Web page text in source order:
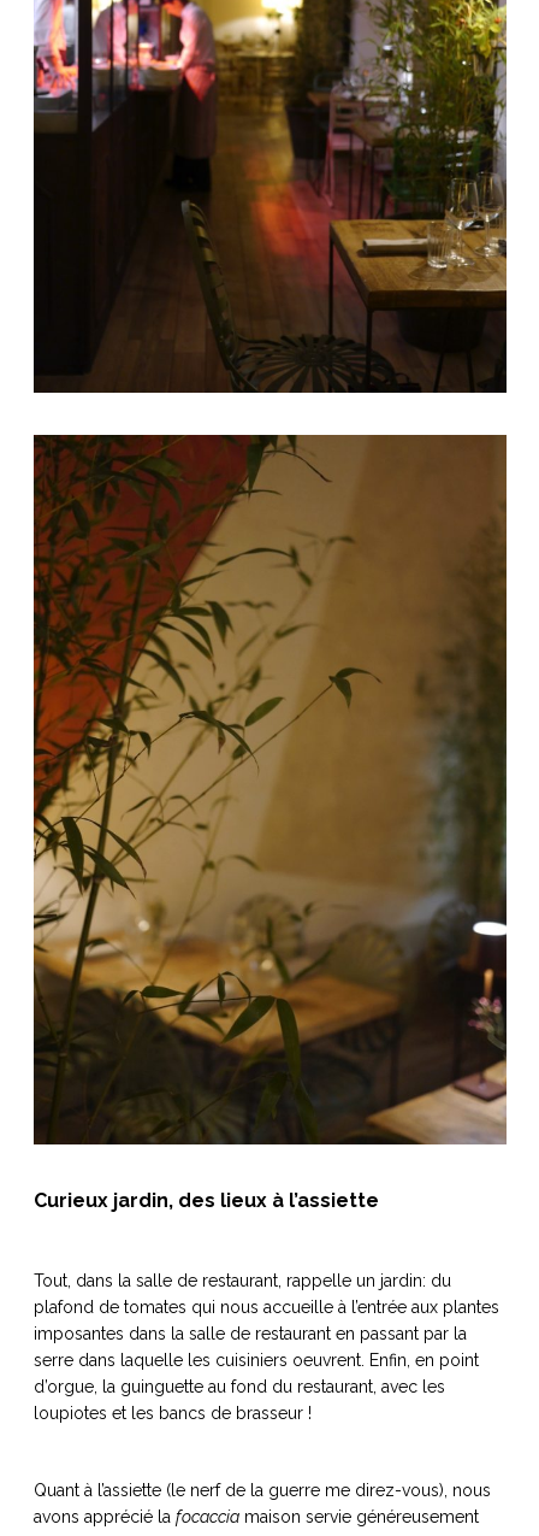
Curieux jardin, des lieux à l’assiette
Tout, dans la salle de restaurant, rappelle un jardin: du
plafond de tomates qui nous accueille à l’entrée aux plantes
imposantes dans la salle de restaurant en passant par la
serre dans laquelle les cuisiniers oeuvrent. Enfin, en point
d’orgue, la guinguette au fond du restaurant, avec les
loupiotes et les bancs de brasseur !
Quant à l’assiette (le nerf de la guerre me direz-vous), nous
avons apprécié la focacciamaison servie généreusement